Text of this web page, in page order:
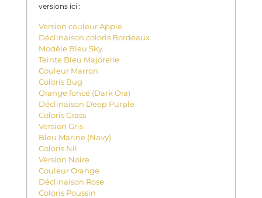
versions ici :
Version couleur Apple
Déclinaison coloris Bordeaux
Modèle Bleu Sky
Teinte Bleu Majorelle
Couleur Marron
Coloris Bug
Orange foncé (Dark Ora)
Déclinaison Deep Purple
Coloris Grass
Version Gris
Bleu Marine (Navy)
Coloris Nil
Version Noire
Couleur Orange
Déclinaison Rose
Coloris Poussin